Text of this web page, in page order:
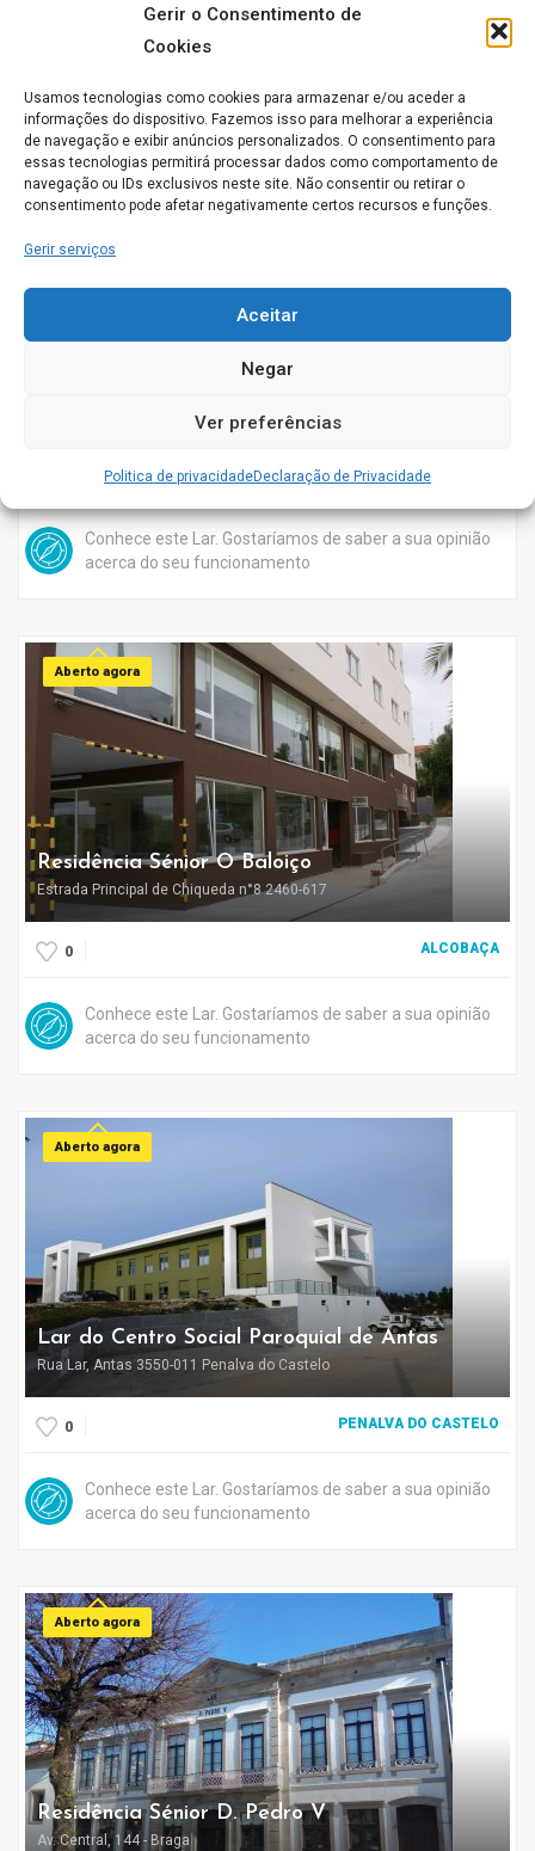
Gerir o Consentimento de
Cookies
Usamos tecnologias como cookies para armazenar e/ou aceder a
informações do dispositivo. Fazemos isso para melhorar a experiência
de navegação e exibir anúncios personalizados. O consentimento para
essas tecnologias permitirá processar dados como comportamento de
navegação ou IDs exclusivos neste site. Não consentir ou retirar o
consentimento pode afetar negativamente certos recursos e funções.
Gerir serviços
Aceitar
Negar
Ver preferências
Politica de privacidadeDeclaração de Privacidade
Conhece este Lar. Gostaríamos de saber a sua opinião
Aberto agora
Rua Travessa Professor Primário nº 4 3860-260 Bebuído Estarreja
ESTARREJA
Conhece este Lar. Gostaríamos de saber a sua opinião
acerca do seu funcionamento
Aberto agora
Residência Sénior O Baloiço
Estrada Principal de Chiqueda n°8 2460-617
0 ALCOBAÇA
Conhece este Lar. Gostaríamos de saber a sua opinião
acerca do seu funcionamento
Aberto agora
Lar do Centro Social Paroquial de Antas
Rua Lar, Antas 3550-011 Penalva do Castelo
0 PENALVA DO CASTELO
Conhece este Lar. Gostaríamos de saber a sua opinião
acerca do seu funcionamento
Aberto agora
Residência Sénior D. Pedro V
Av. Central, 144 - Braga